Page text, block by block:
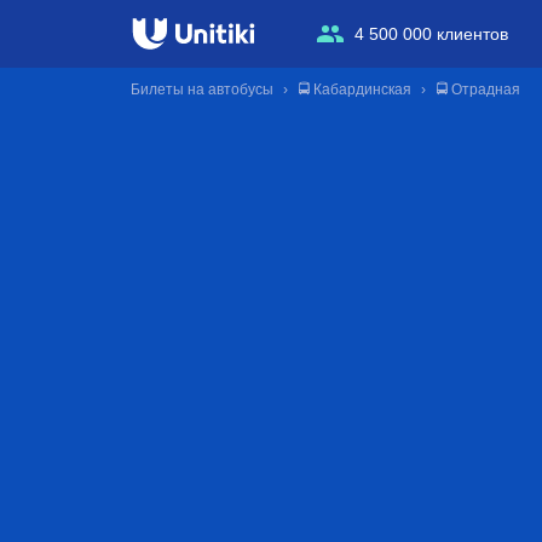
4 500 000 клиентов
Билеты на автобусы 🚍 Кабардинская 🚍 Отрадная